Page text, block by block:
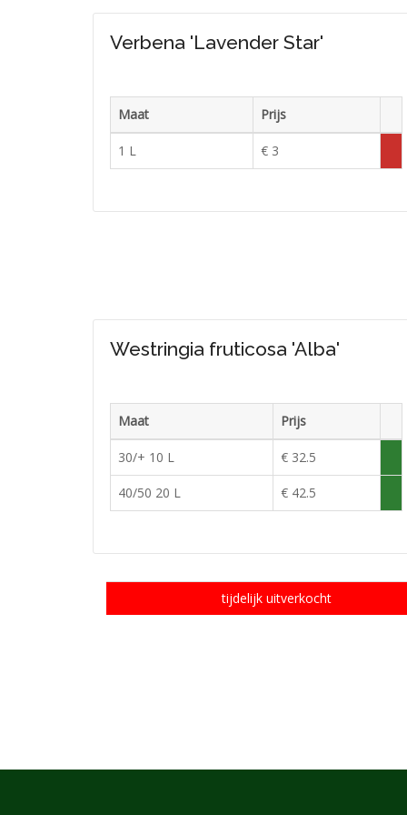
Verbena 'Lavender Star'
Maat
Prijs
1 L € 3
Westringia fruticosa 'Alba'
Maat
Prijs
30/+ 10 L € 32.5
40/50 20 L € 42.5
tijdelijk uitverkocht